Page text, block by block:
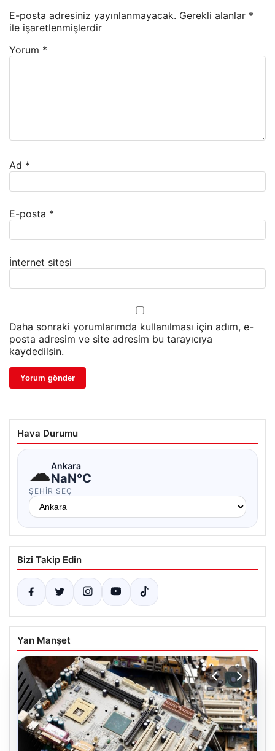
E-posta adresiniz yayınlanmayacak. Gerekli alanlar *
ile işaretlenmişlerdir
Yorum *
Ad *
E-posta *
İnternet sitesi
Daha sonraki yorumlarımda kullanılması için adım, e-
posta adresim ve site adresim bu tarayıcıya
kaydedilsin.
Hava Durumu
☁Ankara
NaN°C
ŞEHIR SEÇ
Bizi Takip Edin
Yan Manşet